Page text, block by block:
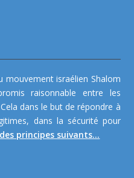
mouvement israélien Shalom
raisonnable entre les
dans le but de répondre à
dans la sécurité pour
des principes suivants...